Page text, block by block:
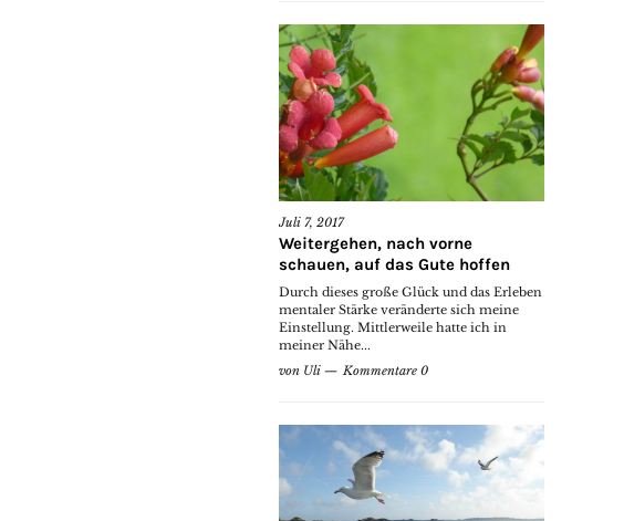
Juli 7, 2017
Weitergehen, nach vorne
schauen, auf das Gute hoffen
Durch dieses große Glück und das Erleben
mentaler Stärke veränderte sich meine
Einstellung. Mittlerweile hatte ich in
meiner Nähe...
von Uli Kommentare 0